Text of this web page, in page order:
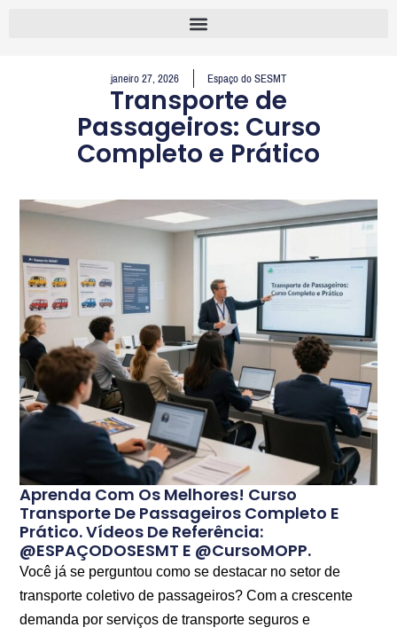
janeiro 27, 2026 Espaço do SESMT
Transporte de
Passageiros: Curso
Completo e Prático
Aprenda Com Os Melhores! Curso
Transporte De Passageiros Completo E
Prático. Vídeos De Referência:
@ESPAÇODOSESMT E @cursoMOPP.
Você já se perguntou como se destacar no setor de
transporte coletivo de passageiros? Com a crescente
demanda por serviços de transporte seguros e